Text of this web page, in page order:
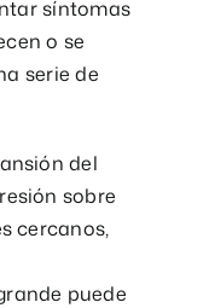
síntomas
o se
serie de
del
sobre
cercanos,
puede